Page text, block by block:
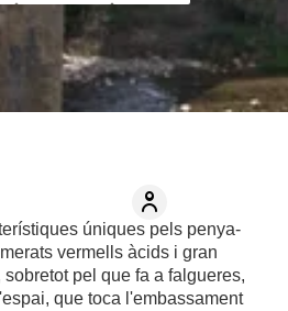
úniques pels penya-
vermells àcids i gran
pel que fa a falgueres,
que toca l'embassament